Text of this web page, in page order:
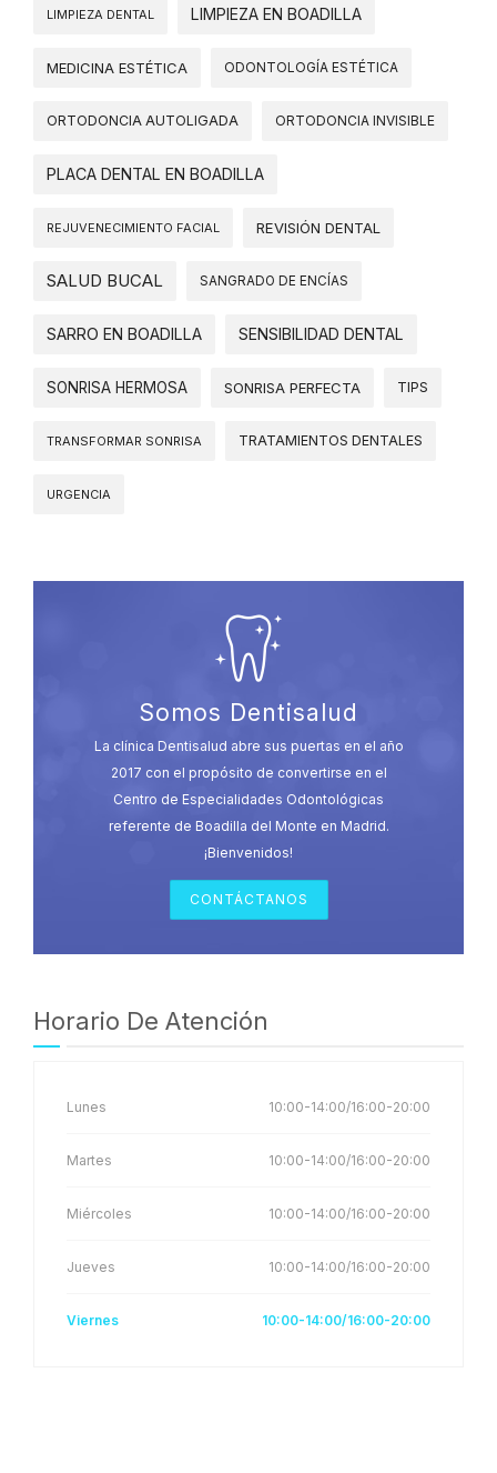
LIMPIEZA DENTAL LIMPIEZA EN BOADILLA
MEDICINA ESTÉTICA ODONTOLOGÍA ESTÉTICA
ORTODONCIA AUTOLIGADA ORTODONCIA INVISIBLE
PLACA DENTAL EN BOADILLA
REJUVENECIMIENTO FACIAL REVISIÓN DENTAL
SALUD BUCAL SANGRADO DE ENCÍAS
SARRO EN BOADILLA SENSIBILIDAD DENTAL
SONRISA HERMOSA SONRISA PERFECTA TIPS
TRANSFORMAR SONRISA TRATAMIENTOS DENTALES
URGENCIA
Somos Dentisalud
La clínica Dentisalud abre sus puertas en el año
2017 con el propósito de convertirse en el
Centro de Especialidades Odontológicas
referente de Boadilla del Monte en Madrid.
¡Bienvenidos!
CONTÁCTANOS
Horario De Atención
Lunes 10:00-14:00/16:00-20:00
Martes 10:00-14:00/16:00-20:00
Miércoles 10:00-14:00/16:00-20:00
Jueves 10:00-14:00/16:00-20:00
Viernes 10:00-14:00/16:00-20:00